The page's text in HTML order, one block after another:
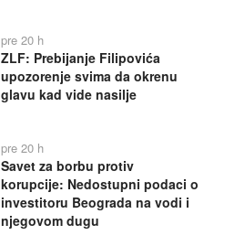
pre 20 h
ZLF: Prebijanje Filipovića
upozorenje svima da okrenu
glavu kad vide nasilje
pre 20 h
Savet za borbu protiv
korupcije: Nedostupni podaci o
investitoru Beograda na vodi i
njegovom dugu